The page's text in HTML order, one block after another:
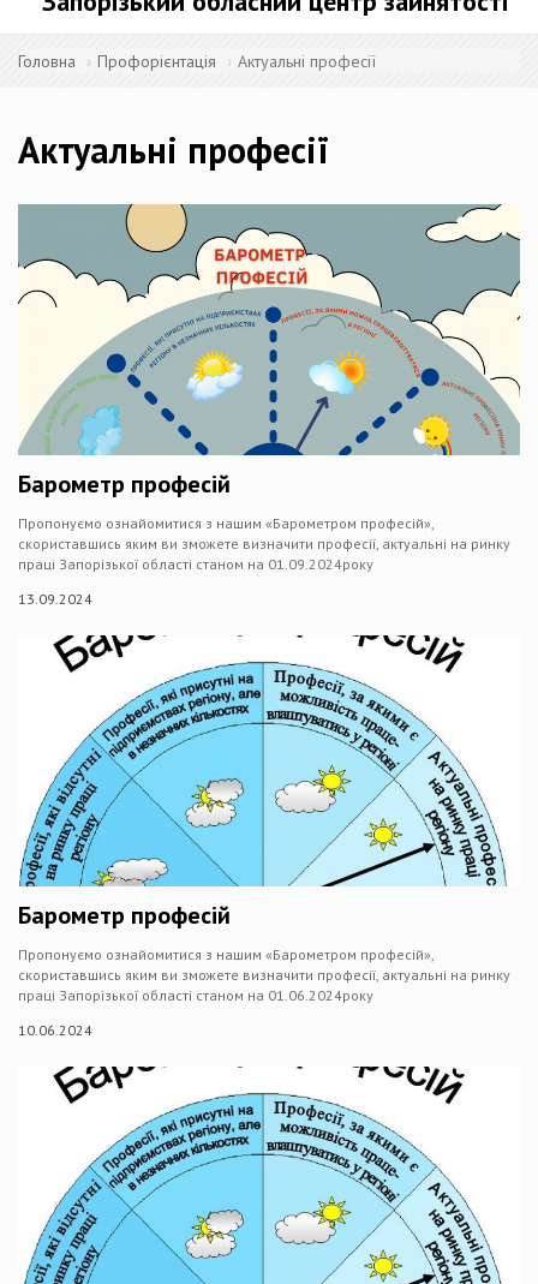
Головна Профорієнтація Актуальні професії
Актуальні професії
Барометр професій
Пропонуємо ознайомитися з нашим «Барометром професій»,
скориставшись яким ви зможете визначити професії, актуальні на ринку
праці Запорізької області станом на 01.09.2024року
13.09.2024
Барометр професій
Пропонуємо ознайомитися з нашим «Барометром професій»,
скориставшись яким ви зможете визначити професії, актуальні на ринку
праці Запорізької області станом на 01.06.2024року
10.06.2024